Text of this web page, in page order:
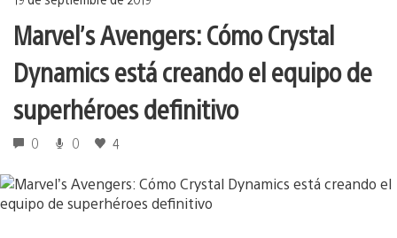
Marvel’s Avengers: Cómo Crystal
Dynamics está creando el equipo de
superhéroes definitivo
0 0 4